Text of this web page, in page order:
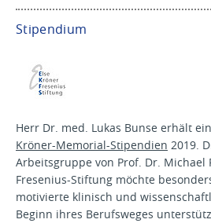
Stipendium
Herr Dr. med. Lukas Bunse erhält
Kröner-Memorial-Stipendien 2019.
Arbeitsgruppe von Prof. Dr. Michael
Fresenius-Stiftung möchte
motivierte klinisch und
Beginn ihres Berufsweges